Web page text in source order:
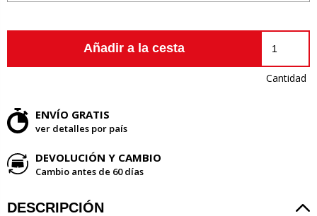
Añadir a la cesta
Cantidad
ENVÍO GRATIS
ver detalles por país
DEVOLUCIÓN Y CAMBIO
Cambio antes de 60 días
DESCRIPCIÓN